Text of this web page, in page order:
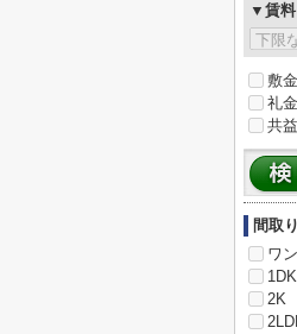
▼賃料
敷
礼
共
間取り
ワ
1DK
2K